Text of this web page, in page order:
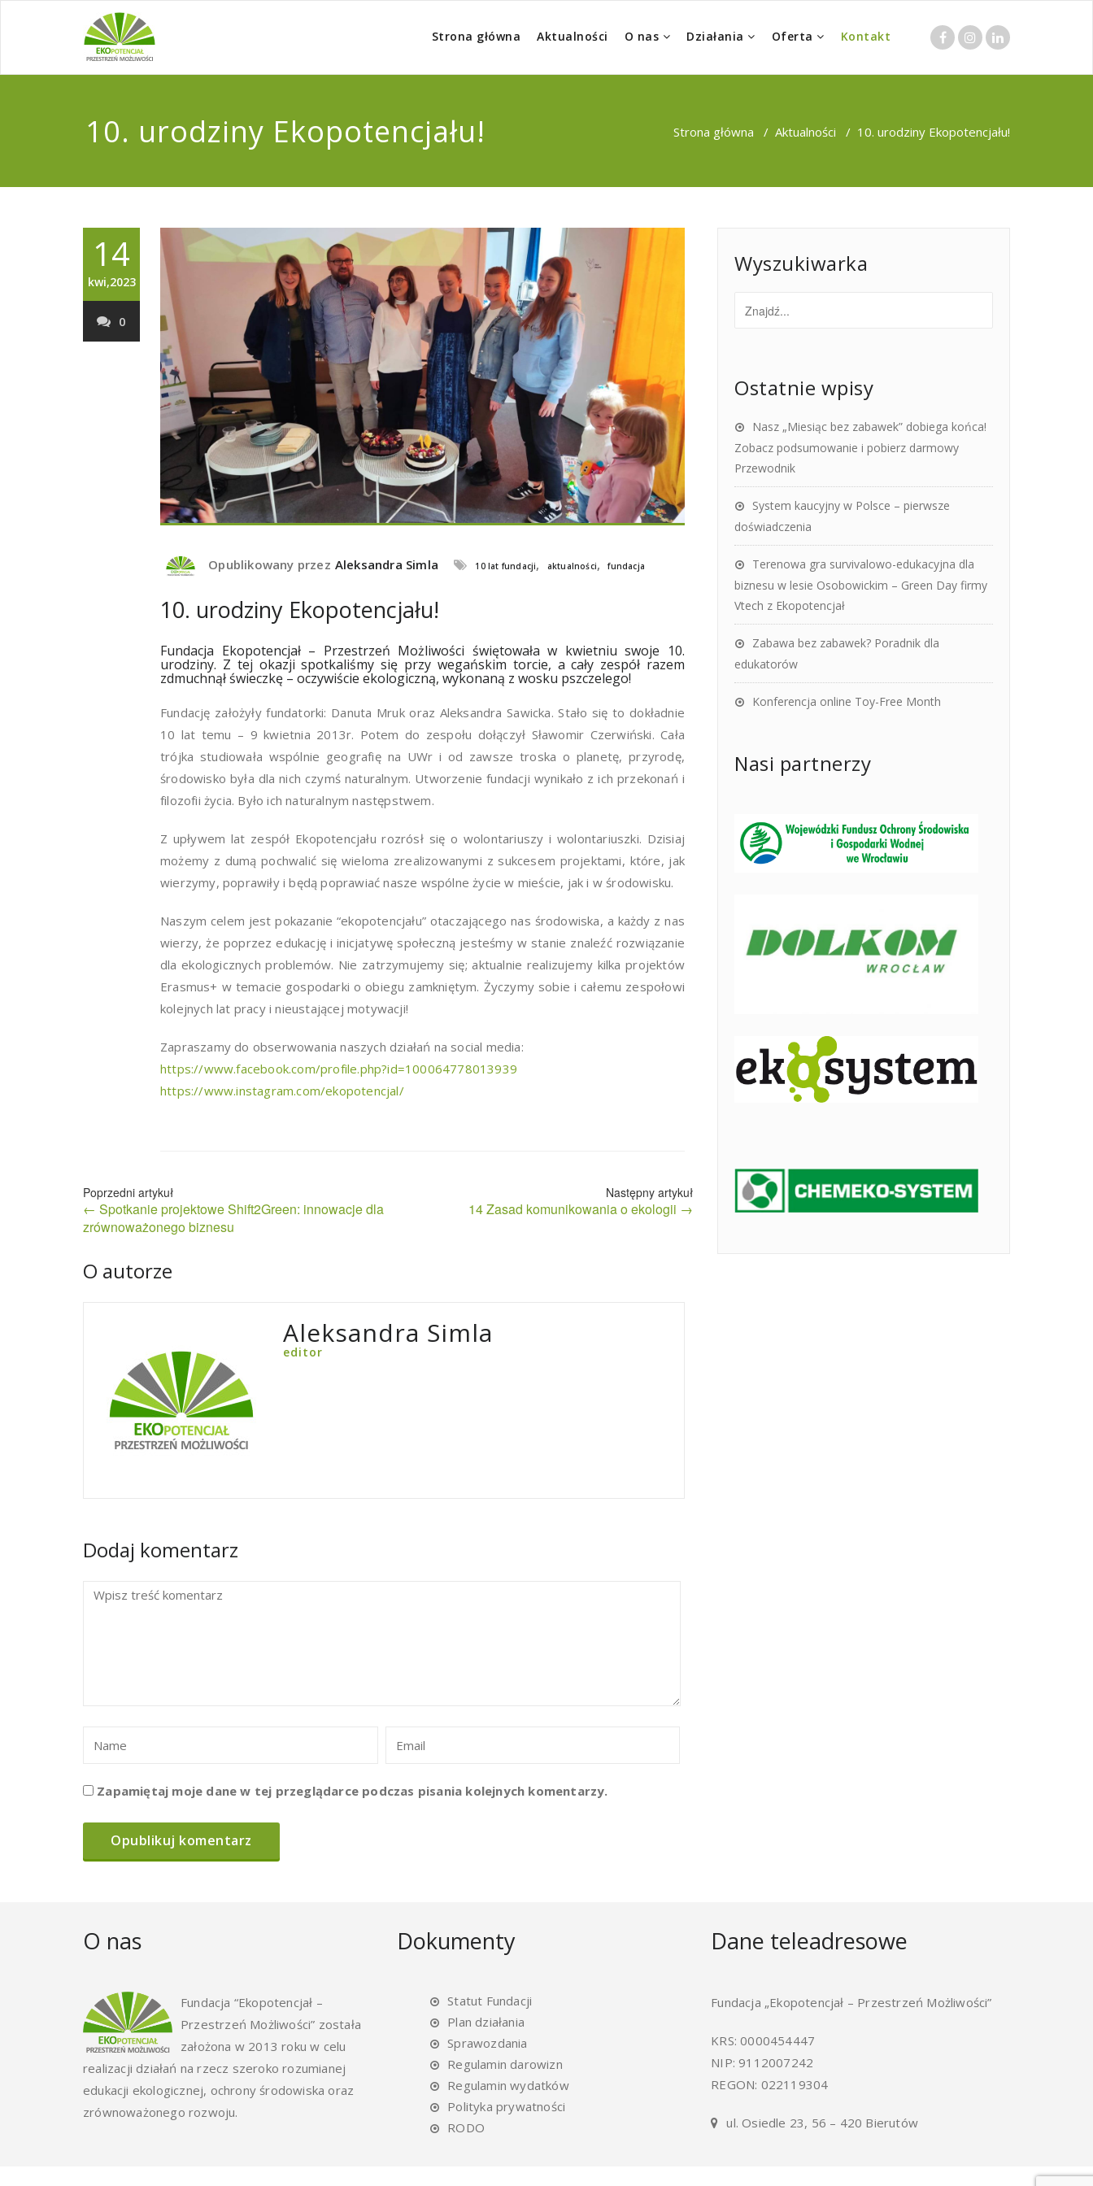
Strona główna Aktualności O nas Działania Oferta Kontakt
10. urodziny Ekopotencjału! Strona główna / Aktualności / 10. urodziny Ekopotencjału!
14
kwi,2023
0
Opublikowany przez Aleksandra Simla 10 lat fundacji, aktualności, fundacja
10. urodziny Ekopotencjału!
Fundacja Ekopotencjał – Przestrzeń Możliwości świętowała w kwietniu swoje 10.
urodziny. Z tej okazji spotkaliśmy się przy wegańskim torcie, a cały zespół razem
zdmuchnął świeczkę – oczywiście ekologiczną, wykonaną z wosku pszczelego!
Fundację założyły fundatorki: Danuta Mruk oraz Aleksandra Sawicka. Stało się to dokładnie
10 lat temu – 9 kwietnia 2013r. Potem do zespołu dołączył Sławomir Czerwiński. Cała
trójka studiowała wspólnie geografię na UWr i od zawsze troska o planetę, przyrodę,
środowisko była dla nich czymś naturalnym. Utworzenie fundacji wynikało z ich przekonań i
filozofii życia. Było ich naturalnym następstwem.
Z upływem lat zespół Ekopotencjału rozrósł się o wolontariuszy i wolontariuszki. Dzisiaj
możemy z dumą pochwalić się wieloma zrealizowanymi z sukcesem projektami, które, jak
wierzymy, poprawiły i będą poprawiać nasze wspólne życie w mieście, jak i w środowisku.
Naszym celem jest pokazanie “ekopotencjału” otaczającego nas środowiska, a każdy z nas
wierzy, że poprzez edukację i inicjatywę społeczną jesteśmy w stanie znaleźć rozwiązanie
dla ekologicznych problemów. Nie zatrzymujemy się; aktualnie realizujemy kilka projektów
Erasmus+ w temacie gospodarki o obiegu zamkniętym. Życzymy sobie i całemu zespołowi
kolejnych lat pracy i nieustającej motywacji!
Zapraszamy do obserwowania naszych działań na social media:
https://www.facebook.com/profile.php?id=100064778013939
https://www.instagram.com/ekopotencjal/
Nawigacja
wpisu
← Spotkanie projektowe Shift2Green: innowacje dla
zrównoważonego biznesu
14 Zasad komunikowania o ekologii →
O autorze
Aleksandra Simla
editor
Dodaj komentarz
Zapamiętaj moje dane w tej przeglądarce podczas pisania kolejnych komentarzy.
Wyszukiwarka
Ostatnie wpisy
Nasz „Miesiąc bez zabawek” dobiega końca!
Zobacz podsumowanie i pobierz darmowy
Przewodnik
System kaucyjny w Polsce – pierwsze
doświadczenia
Terenowa gra survivalowo-edukacyjna dla
biznesu w lesie Osobowickim – Green Day firmy
Vtech z Ekopotencjał
Zabawa bez zabawek? Poradnik dla
edukatorów
Konferencja online Toy-Free Month
Nasi partnerzy
O nas
Fundacja “Ekopotencjał –
Przestrzeń Możliwości” została
założona w 2013 roku w celu
realizacji działań na rzecz szeroko rozumianej
edukacji ekologicznej, ochrony środowiska oraz
zrównoważonego rozwoju.
Dokumenty
Statut Fundacji
Plan działania
Sprawozdania
Regulamin darowizn
Regulamin wydatków
Polityka prywatności
RODO
Dane teleadresowe
Fundacja „Ekopotencjał – Przestrzeń Możliwości”
KRS: 0000454447
NIP: 9112007242
REGON: 022119304
ul. Osiedle 23, 56 – 420 Bierutów